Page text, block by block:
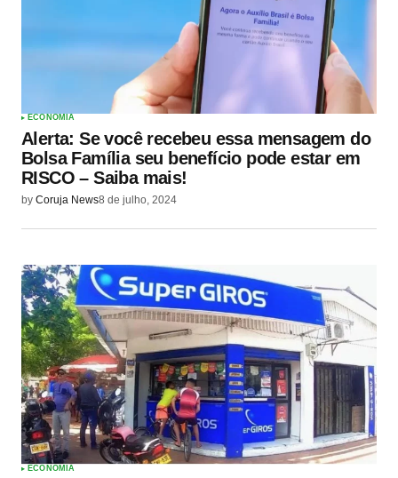
ECONOMIA
Alerta: Se você recebeu essa mensagem do
Bolsa Família seu benefício pode estar em
RISCO – Saiba mais!
by Coruja News8 de julho, 2024
ECONOMIA